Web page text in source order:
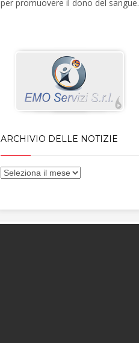
per promuovere il dono del sangue.
ARCHIVIO DELLE NOTIZIE